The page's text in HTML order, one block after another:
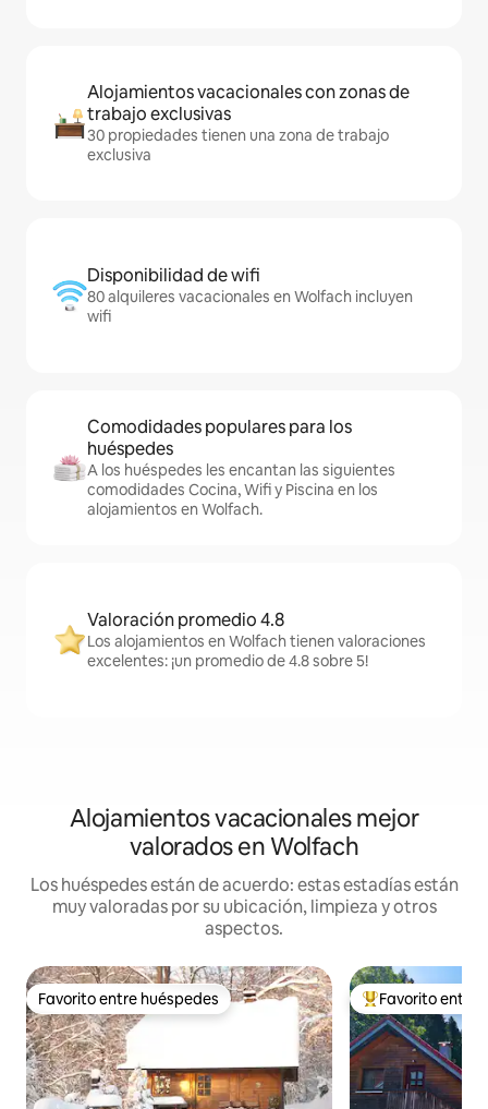
Alojamientos vacacionales con zonas de
trabajo exclusivas
30 propiedades tienen una zona de trabajo
exclusiva
Disponibilidad de wifi
80 alquileres vacacionales en Wolfach incluyen
wifi
Comodidades populares para los
huéspedes
A los huéspedes les encantan las siguientes
comodidades Cocina, Wifi y Piscina en los
alojamientos en Wolfach.
Valoración promedio 4.8
Los alojamientos en Wolfach tienen valoraciones
excelentes: ¡un promedio de 4.8 sobre 5!
Alojamientos vacacionales mejor
valorados en Wolfach
Los huéspedes están de acuerdo: estas estadías están
muy valoradas por su ubicación, limpieza y otros
aspectos.
Favorito entre huéspedes
Favorito entre huéspedes Favorito entre
Favorito entre